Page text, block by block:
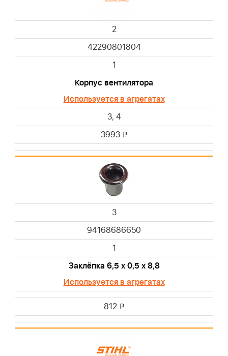
2
42290801804
1
Корпус вентилятора
Используется в агрегатах
3, 4
3993 i
3
94168686650
1
Заклёпка 6,5 х 0,5 х 8,8
Используется в агрегатах
812 i